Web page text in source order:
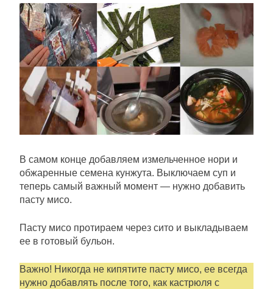
В самом конце добавляем измельченное нори и
обжаренные семена кунжута. Выключаем суп и
теперь самый важный момент — нужно добавить
пасту мисо.
Пасту мисо протираем через сито и выкладываем
ее в готовый бульон.
Важно! Никогда не кипятите пасту мисо, ее всегда
нужно добавлять после того, как кастрюля с